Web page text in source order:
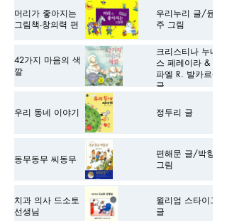
머리가 좋아지는
그림책-창의력 편
우리누리 글/윤정
주 그림
42가지 마음의 색
깔
크리스티나 누녜
스 페레이라 & 라
파엘 R. 발카르셀
글
우리 동네 이야기 정두리 글
동무동무 씨동무
편해문 글/박향미
그림
치과 의사 드소토
선생님
윌리엄 스타이그
글